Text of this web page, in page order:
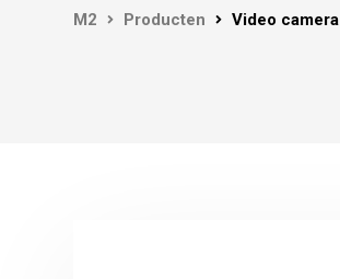
M2 Producten Video camera